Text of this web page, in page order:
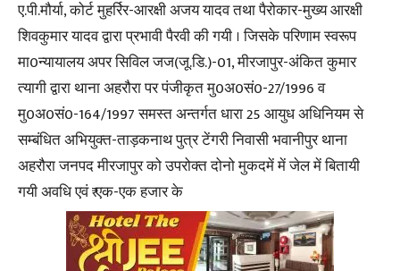
ए.पी.मौर्या, कोर्ट मुहर्रिर-आरक्षी अजय यादव तथा पैरोकार-मुख्य आरक्षी
शिवकुमार यादव द्वारा प्रभावी पैरवी की गयी । जिसके परिणाम स्वरूप
मा0न्यायालय अपर सिविल जज(जू.डि.)-01, मीरजापुर-अंकित कुमार
त्यागी द्वारा थाना अहरौरा पर पंजीकृत मु0अ0सं0-27/1996 व
मु0अ0सं0-164/1997 समस्त अन्तर्गत धारा 25 आयुध अधिनियम से
सम्बंधित अभियुक्त-ताड़कनाथ पुत्र टेंगरी निवासी भवानीपुर थाना
अहरौरा जनपद मीरजापुर को उपरोक्त दोनो मुकदमें में जेल में बितायी
गयी अवधि एवं ₹ एक-एक हजार के